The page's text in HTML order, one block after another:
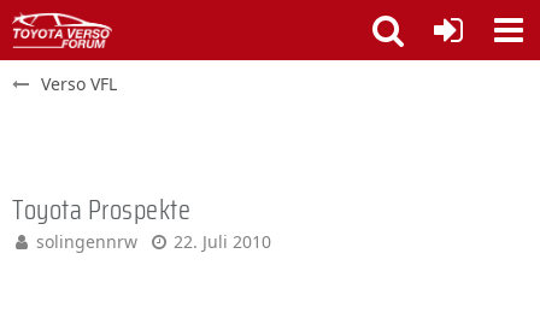
Verso VFL
Toyota Prospekte
solingennrw 22. Juli 2010